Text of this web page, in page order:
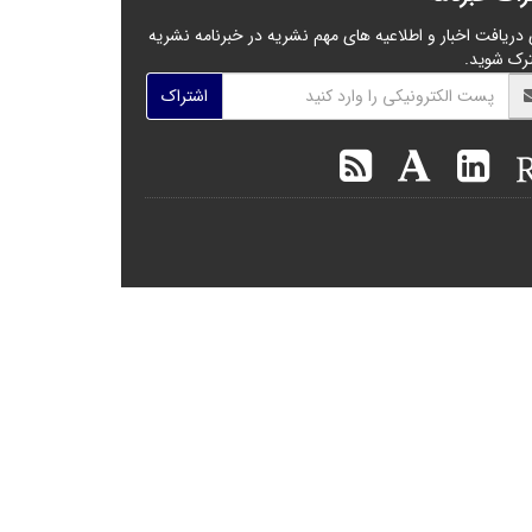
دریافت اخبار و اطلاعیه های مهم نشریه در خبرنامه نشریه
شوید.
اشتراک